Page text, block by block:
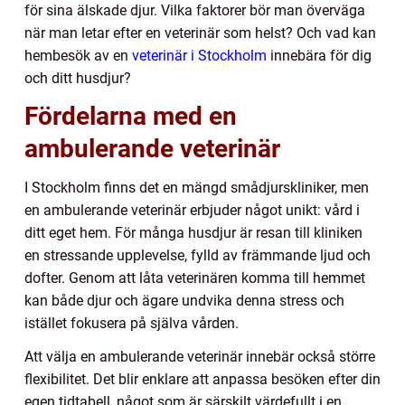
för sina älskade djur. Vilka faktorer bör man överväga
när man letar efter en veterinär som helst? Och vad kan
hembesök av en veterinär i Stockholm innebära för dig
och ditt husdjur?
Fördelarna med en
ambulerande veterinär
I Stockholm finns det en mängd smådjurskliniker, men
en ambulerande veterinär erbjuder något unikt: vård i
ditt eget hem. För många husdjur är resan till kliniken
en stressande upplevelse, fylld av främmande ljud och
dofter. Genom att låta veterinären komma till hemmet
kan både djur och ägare undvika denna stress och
istället fokusera på själva vården.
Att välja en ambulerande veterinär innebär också större
flexibilitet. Det blir enklare att anpassa besöken efter din